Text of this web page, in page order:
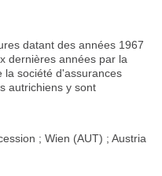
datant des années 1967
dernières années par la
la société d'assurances
autrichiens y sont
; Wien (AUT) ; Austria